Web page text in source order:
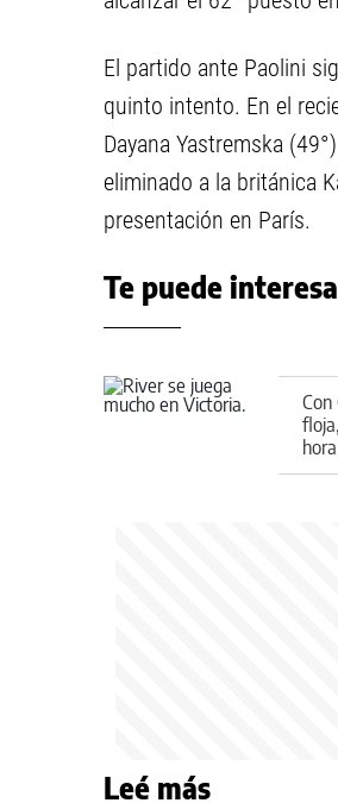
El partido ante Paolini
quinto intento. En el
Dayana Yastremska
eliminado a la británica
presentación en París.
Te puede
Con
Leé más